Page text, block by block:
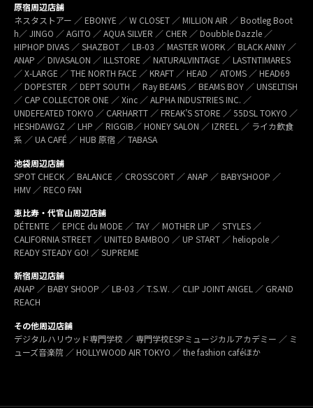
原宿周辺店舗
ネスタストアー ／ EBONYE ／ W CLOSET ／ MILLION AIR ／ Bootleg Boot
h／ JINGO ／ AGITO ／ AQUA SILVER ／ CHER ／ Doubble Dazzle ／
HIPHOP DIVAS ／ SHAZBOT ／ LB-03 ／ MASTER WORK ／ BLACK ANNY ／
ANAP ／ DIVASALON ／ ILLSTORE ／ NATURALVINTAGE ／ LASTNTIMARES
／ X-LARGE ／ THE NORTH FACE ／ KRAFT ／ HEAD ／ ATOMS ／ HEAD69
／ DOPESTER ／ DEPT SOUTH ／ Ray BEAMS ／ BEAMS BOY ／ UNSELTISH
／ CAP COLLECTOR ONE ／ Xinc ／ ALPHA INDUSTRIES INC. ／
UNDEFEATED TOKYO ／ CARHARTT ／ FREAK’S STORE ／ 55DSL TOKYO ／
HESHDAWGZ ／ LHP ／ RIGGIB／ HONEY SALON ／ IZREEL ／ ライカ飲食
系 ／ UA CAFÉ ／ HUB 原宿 ／ TABASA
池袋周辺店舗
SPOT CHECK ／ BALANCE ／ CROSSCORT ／ ANAP ／ BABYSHOOP ／
HMV ／ RECO FAN
恵比寿・代官山周辺店舗
DÉTENTE ／ EPICE du MODE ／ TAY ／ MOTHER LIP ／ STYLES ／
CALIFORNIA STREET ／ UNITED BAMBOO ／ UP START ／ heliopole ／
READY STEADY GO! ／ SUPREME
新宿周辺店舗
ANAP ／ BABY SHOOP ／ LB-03 ／ T.S.W. ／ CLIP JOINT ANGEL ／ GRAND
REACH
その他周辺店舗
デジタルハリウッド専門学校 ／ 専門学校ESPミュージカルアカデミー ／ ミ
ューズ音楽院 ／ HOLLYWOOD AIR TOKYO ／ the fashion caféほか